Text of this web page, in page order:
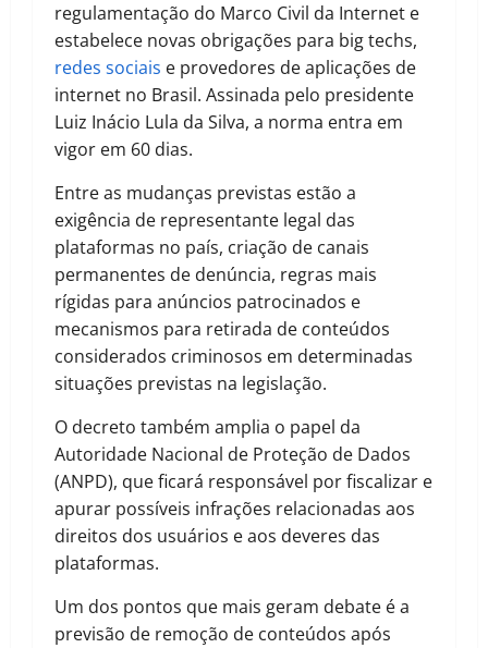
regulamentação do Marco Civil da Internet e
estabelece novas obrigações para big techs,
redes sociais e provedores de aplicações de
internet no Brasil. Assinada pelo presidente
Luiz Inácio Lula da Silva, a norma entra em
vigor em 60 dias.
Entre as mudanças previstas estão a
exigência de representante legal das
plataformas no país, criação de canais
permanentes de denúncia, regras mais
rígidas para anúncios patrocinados e
mecanismos para retirada de conteúdos
considerados criminosos em determinadas
situações previstas na legislação.
O decreto também amplia o papel da
Autoridade Nacional de Proteção de Dados
(ANPD), que ficará responsável por fiscalizar e
apurar possíveis infrações relacionadas aos
direitos dos usuários e aos deveres das
plataformas.
Um dos pontos que mais geram debate é a
previsão de remoção de conteúdos após